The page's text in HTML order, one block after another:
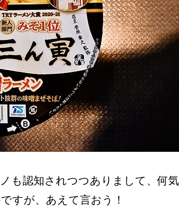
も認知されつつありまして、何気
すが、あえて言おう！